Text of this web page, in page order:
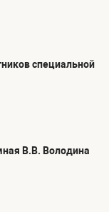
специальной
В.В. Володина